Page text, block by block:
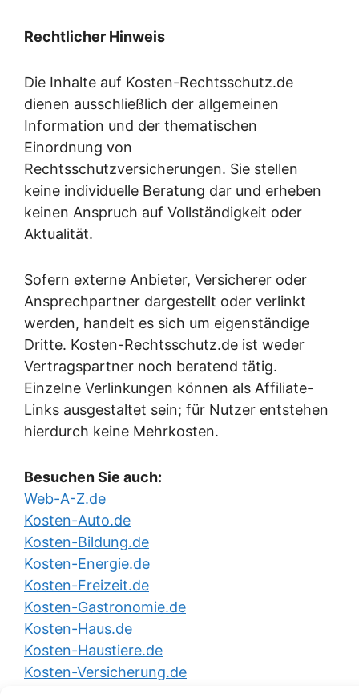
Rechtlicher Hinweis
Die Inhalte auf Kosten-Rechtsschutz.de
dienen ausschließlich der allgemeinen
Information und der thematischen
Einordnung von
Rechtsschutzversicherungen. Sie stellen
keine individuelle Beratung dar und erheben
keinen Anspruch auf Vollständigkeit oder
Aktualität.
Sofern externe Anbieter, Versicherer oder
Ansprechpartner dargestellt oder verlinkt
werden, handelt es sich um eigenständige
Dritte. Kosten-Rechtsschutz.de ist weder
Vertragspartner noch beratend tätig.
Einzelne Verlinkungen können als Affiliate-
Links ausgestaltet sein; für Nutzer entstehen
hierdurch keine Mehrkosten.
Besuchen Sie auch:
Web-A-Z.de
Kosten-Auto.de
Kosten-Bildung.de
Kosten-Energie.de
Kosten-Freizeit.de
Kosten-Gastronomie.de
Kosten-Haus.de
Kosten-Haustiere.de
Kosten-Versicherung.de